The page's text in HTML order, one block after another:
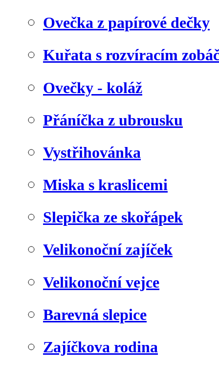
Ovečka z papírové dečky
Kuřata s rozvíracím
Ovečky - koláž
Přáníčka z ubrousku
Vystřihovánka
Miska s kraslicemi
Slepička ze skořápek
Velikonoční zajíček
Velikonoční vejce
Barevná slepice
Zajíčkova rodina